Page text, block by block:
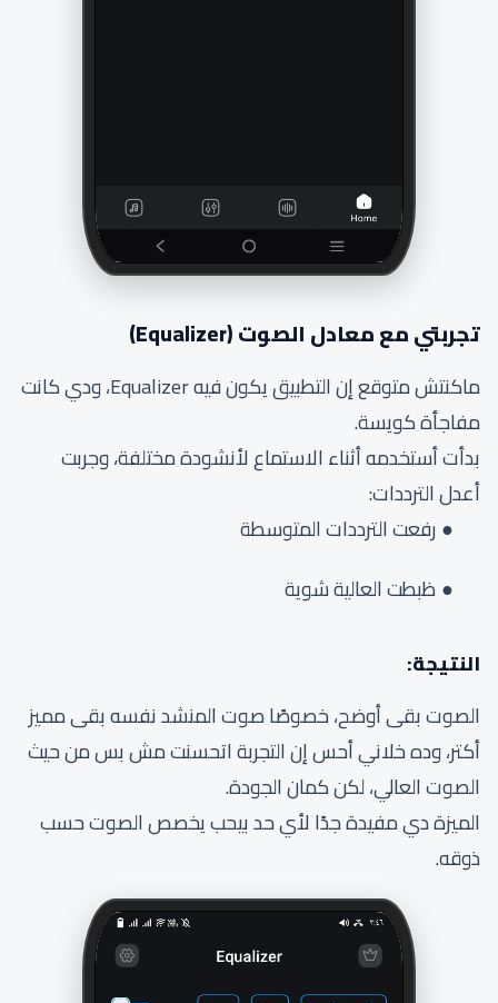
تجربتي مع معادل الصوت (Equalizer)
ماكنتش متوقع إن التطبيق يكون فيه Equalizer، ودي كانت
مفاجأة كويسة.
بدأت أستخدمه أثناء الاستماع لأنشودة مختلفة، وجربت
أعدل الترددات:
رفعت الترددات المتوسطة
ظبطت العالية شوية
النتيجة:
الصوت بقى أوضح، خصوصًا صوت المنشد نفسه بقى مميز
أكتر، وده خلاني أحس إن التجربة اتحسنت مش بس من حيث
الصوت العالي، لكن كمان الجودة.
الميزة دي مفيدة جدًا لأي حد بيحب يخصص الصوت حسب
ذوقه.